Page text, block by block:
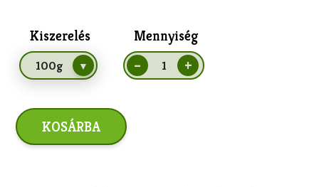
Kiszerelés Mennyiség